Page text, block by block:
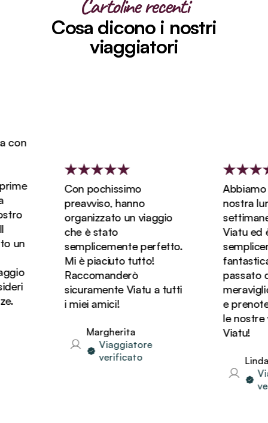
Cartoline recenti
Cosa dicono i nostri
viaggiatori
Con pochissimo
preavviso, hanno
organizzato un viaggio
che è stato
semplicemente perfetto.
Mi è piaciuto tutto!
Raccomanderò
sicuramente Viatu a tutti
i miei amici!
Margherita
Viaggiatore
verificato
Abbiamo
nostra luna di
settimane e
Viatu ed è
semplicemente
fantastica!
passato dei
meravigliosi
e
le nostre